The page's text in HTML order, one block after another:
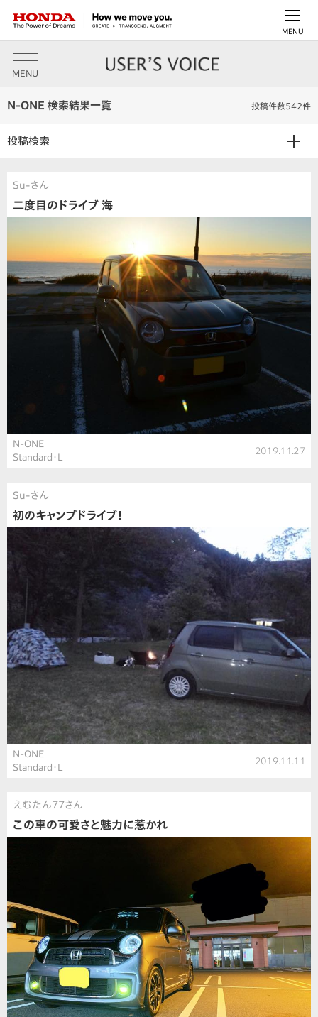
MENU
MENU
N-ONE 検索結果一覧 投稿件数542件
投稿検索
Su-さん
二度目のドライブ 海
N-ONE
Standard・L
2019.11.27
Su-さん
初のキャンプドライブ！
N-ONE
Standard・L
2019.11.11
えむたん77さん
この車の可愛さと魅力に惹かれ